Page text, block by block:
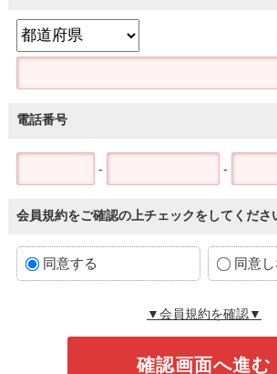
電話番号
- -
会員規約をご確認の上チェックをしてくださ
同意する 同意
▼会員規約を確認▼